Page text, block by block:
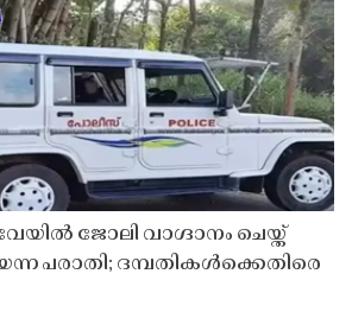
ജോലി വാഗ്ദാനം ചെയ്ത്
പരാതി; ദമ്പതികൾക്കെതിരെ